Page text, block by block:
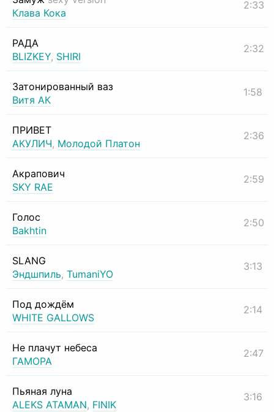
Клава Кока
2:33
РАДА
BLIZKEY, SHIRI
2:32
Затонированный ваз
Витя АК
1:58
ПРИВЕТ
АКУЛИЧ, Молодой Платон
2:36
Акрапович
SKY RAE
2:59
Голос
Bakhtin
2:50
SLANG
Эндшпиль, TumaniYO
3:13
Под дождём
WHITE GALLOWS
2:14
Не плачут небеса
ГАМОРА
2:47
Пьяная луна
ALEKS ATAMAN, FINIK
3:16